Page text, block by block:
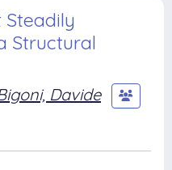
Steadily
Structural
Davide